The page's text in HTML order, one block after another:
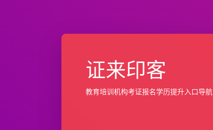
证来印客
教育培训机构考证报名学历提升入口导航